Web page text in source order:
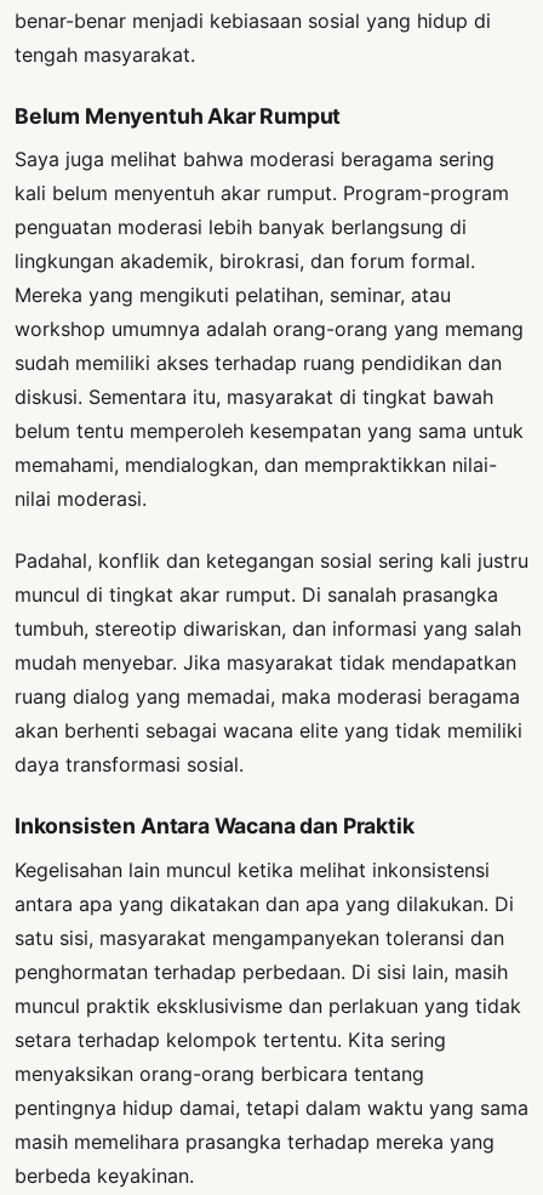
benar-benar menjadi kebiasaan sosial yang hidup di
tengah masyarakat.
Belum Menyentuh Akar Rumput
Saya juga melihat bahwa moderasi beragama sering
kali belum menyentuh akar rumput. Program-program
penguatan moderasi lebih banyak berlangsung di
lingkungan akademik, birokrasi, dan forum formal.
Mereka yang mengikuti pelatihan, seminar, atau
workshop umumnya adalah orang-orang yang memang
sudah memiliki akses terhadap ruang pendidikan dan
diskusi. Sementara itu, masyarakat di tingkat bawah
belum tentu memperoleh kesempatan yang sama untuk
memahami, mendialogkan, dan mempraktikkan nilai-
nilai moderasi.
Padahal, konflik dan ketegangan sosial sering kali justru
muncul di tingkat akar rumput. Di sanalah prasangka
tumbuh, stereotip diwariskan, dan informasi yang salah
mudah menyebar. Jika masyarakat tidak mendapatkan
ruang dialog yang memadai, maka moderasi beragama
akan berhenti sebagai wacana elite yang tidak memiliki
daya transformasi sosial.
Inkonsisten Antara Wacana dan Praktik
Kegelisahan lain muncul ketika melihat inkonsistensi
antara apa yang dikatakan dan apa yang dilakukan. Di
satu sisi, masyarakat mengampanyekan toleransi dan
penghormatan terhadap perbedaan. Di sisi lain, masih
muncul praktik eksklusivisme dan perlakuan yang tidak
setara terhadap kelompok tertentu. Kita sering
menyaksikan orang-orang berbicara tentang
pentingnya hidup damai, tetapi dalam waktu yang sama
masih memelihara prasangka terhadap mereka yang
berbeda keyakinan.